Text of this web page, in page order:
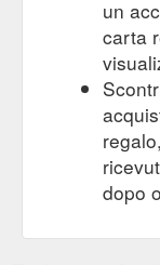
un
carta
dopo